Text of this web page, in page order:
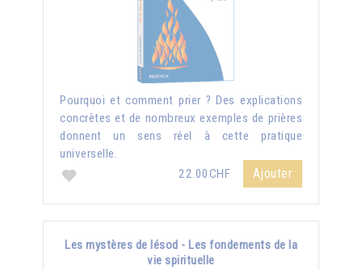
Pourquoi et comment prier ? Des explications
concrètes et de nombreux exemples de prières
donnent un sens réel à cette pratique
universelle.
22.00CHF
Ajouter
Les mystères de Iésod - Les fondements de la
vie spirituelle